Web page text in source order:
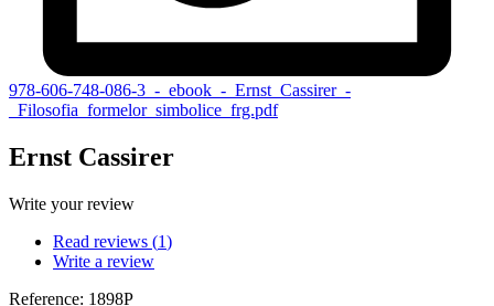
978-606-748-086-3_-_ebook_-_Ernst_Cassirer_-
_Filosofia_formelor_simbolice_frg.pdf
Ernst Cassirer
Write your review
Read reviews (1)
Write a review
Reference: 1898P